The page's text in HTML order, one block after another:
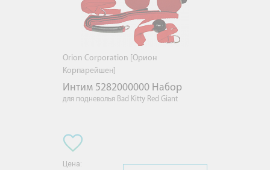
Orion Corporation [Орион
Корпарейшен]
Интим 5282000000 Набор
для подневолья Bad Kitty Red Giant
Цена: